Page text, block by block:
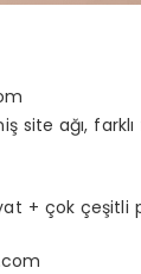
site ağı,
+ çok çeşitli